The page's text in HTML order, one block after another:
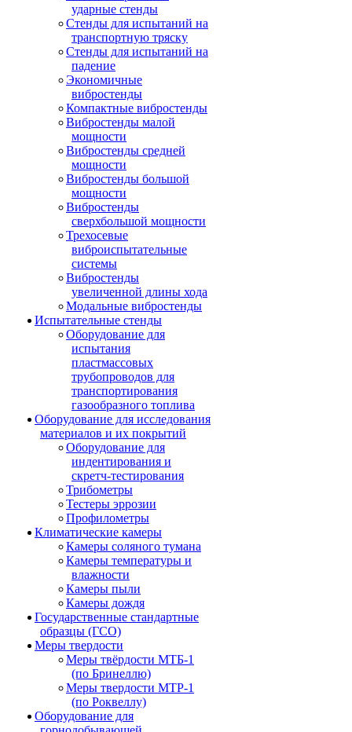
ударные стенды
Стенды для испытаний на
транспортную тряску
Стенды для испытаний на
падение
Экономичные
вибростенды
Компактные вибростенды
Вибростенды малой
мощности
Вибростенды средней
мощности
Вибростенды большой
мощности
Вибростенды
сверхбольшой мощности
Трехосевые
виброиспытательные
системы
Вибростенды
увеличенной длины хода
Модальные вибростенды
Испытательные стенды
Оборудование для
испытания
пластмассовых
трубопроводов для
транспортирования
газообразного топлива
Оборудование для исследования
материалов и их покрытий
Оборудование для
индентирования и
скретч-тестирования
Трибометры
Тестеры эррозии
Профилометры
Климатические камеры
Камеры соляного тумана
Камеры температуры и
влажности
Камеры пыли
Камеры дождя
Государственные стандартные
образцы (ГСО)
Меры твердости
Меры твёрдости МТБ-1
(по Бринеллю)
Меры твердости МТР-1
(по Роквеллу)
Оборудование для